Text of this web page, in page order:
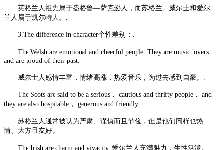
英格兰人祖先属于盎格鲁—萨克逊人，而苏格兰、威尔士和爱尔
兰人属于凯尔特人。.
3.The difference in character个性差别：.
The Welsh are emotional and cheerful people. They are music lovers
and are proud of their past.
威尔士人感情丰富，情绪高涨，热爱音乐，为过去感到自豪。.
The Scots are said to be a serious， cautious and thrifty people， and
they are also hospitable， generous and friendly.
苏格兰人通常被认为严肃、谨慎而且节俭，但是他们同样也热
情、大方且友好。
The Irish are charm and vivacity. 爱尔兰人充满魅力，生性活泼。.